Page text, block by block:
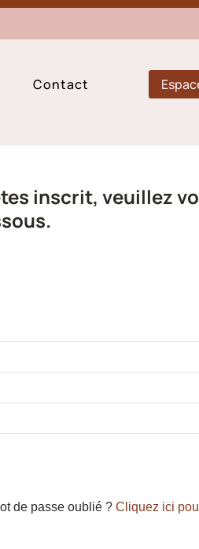
Contact
inscrit, veuillez
de passe oublié ? Cliquez ici